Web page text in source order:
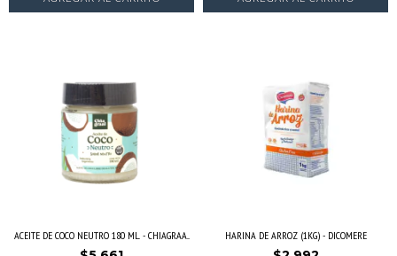
ACEITE DE COCO NEUTRO 180 ML. - CHIAGRAA... HARINA DE ARROZ (1KG) - DICOMERE